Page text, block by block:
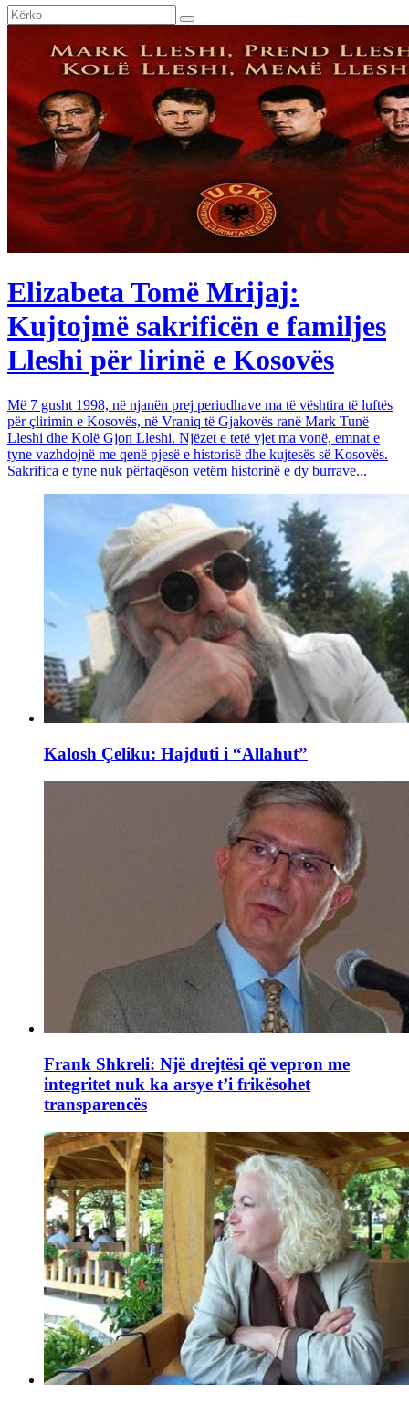
Elizabeta Tomë Mrijaj:
Kujtojmë sakrificën e familjes
Lleshi për lirinë e Kosovës
Më 7 gusht 1998, në njanën prej periudhave ma të vështira të luftës
për çlirimin e Kosovës, në Vraniq të Gjakovës ranë Mark Tunë
Lleshi dhe Kolë Gjon Lleshi. Njëzet e tetë vjet ma vonë, emnat e
tyne vazhdojnë me qenë pjesë e historisë dhe kujtesës së Kosovës.
Sakrifica e tyne nuk përfaqëson vetëm historinë e dy burrave...
Kalosh Çeliku: Hajduti i “Allahut”
Frank Shkreli: Një drejtësi që vepron me
integritet nuk ka arsye t’i frikësohet
transparencës